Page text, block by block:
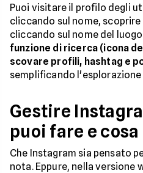
Puoi visitare il profilo degli
cliccando sul nome,
cliccando sul nome del
funzione di ricerca (icona
scovare profili, hashtag e
semplificando
Gestire
puoi fare e cosa
Che Instagram sia pensato
nota. Eppure, nella versione